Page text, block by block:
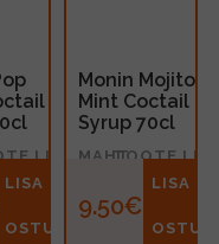
LIIK
LISA
OSTUKORVI
Monin Mojito
Mint Coctail
Syrup 70cl
MAHTTOOTE LIIK
Siirup
9.50€
LISA